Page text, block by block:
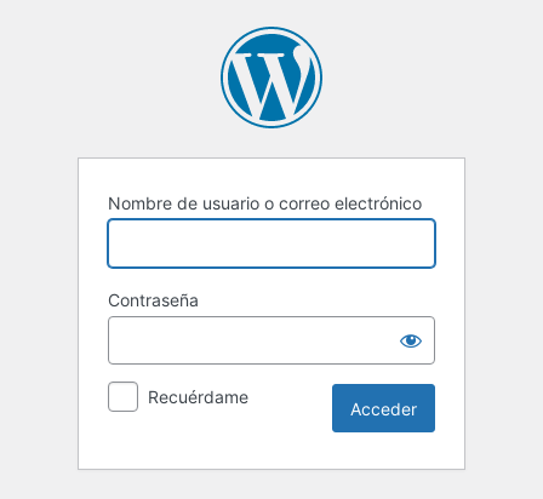
Nombre de usuario o correo electrónico
Contraseña
Recuérdame